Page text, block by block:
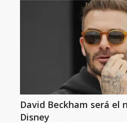
David Beckham será el
Disney